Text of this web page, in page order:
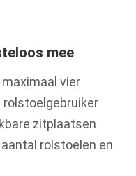
mee
vier
zitplaatsen
rolstoelen en